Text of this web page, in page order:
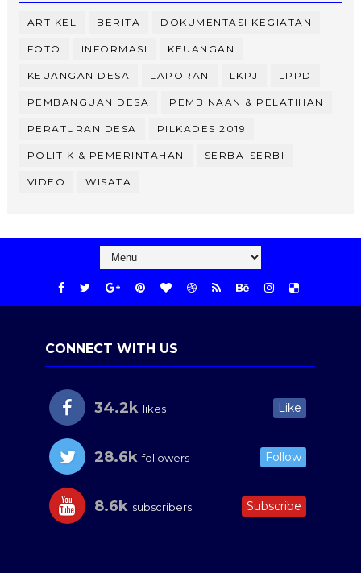
ARTIKEL BERITA DOKUMENTASI KEGIATAN
FOTO INFORMASI KEUANGAN
KEUANGAN DESA LAPORAN LKPJ LPPD
PEMBANGUAN DESA PEMBINAAN & PELATIHAN
PERATURAN DESA PILKADES 2019
POLITIK & PEMERINTAHAN SERBA-SERBI
VIDEO WISATA
CONNECT WITH US
34.2k likes Like
28.6k followers Follow
8.6k subscribers Subscribe